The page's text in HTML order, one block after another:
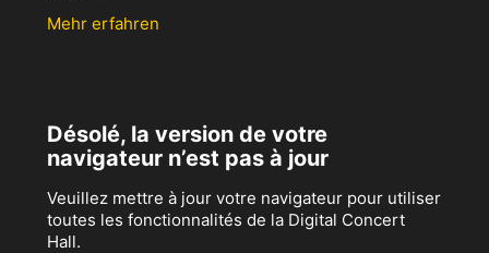
Mehr erfahren
Désolé, la version de votre
navigateur n’est pas à jour
Veuillez mettre à jour votre navigateur pour utiliser
toutes les fonctionnalités de la Digital Concert
Hall.